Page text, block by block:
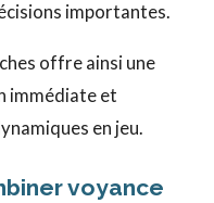
importantes.
offre ainsi une
immédiate et
en jeu.
voyance